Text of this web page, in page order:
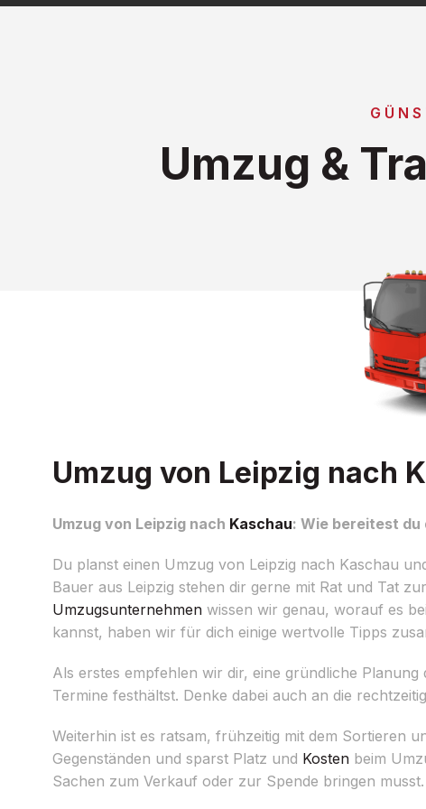
Umzug &
Umzug von Leipzig nach
Umzug von Leipzig nach Kaschau: Wie bereitest du
Du planst einen Umzug von Leipzig nach Kaschau
Bauer aus Leipzig stehen dir gerne mit Rat und Tat
Umzugsunternehmen wissen wir genau, worauf es
kannst, haben wir für dich einige wertvolle Tipps
Als erstes empfehlen wir dir, eine gründliche
Termine festhältst. Denke dabei auch an die
Weiterhin ist es ratsam, frühzeitig mit dem Sortieren
Gegenständen und sparst Platz und Kosten beim
Sachen zum Verkauf oder zur Spende bringen musst.